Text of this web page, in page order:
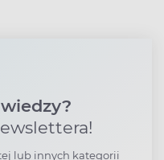
lub innych kategorii